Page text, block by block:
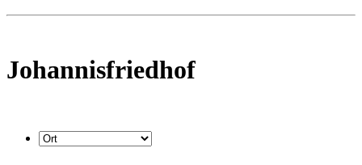
Johannisfriedhof